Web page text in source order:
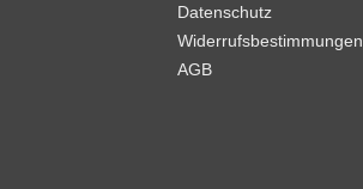
Datenschutz
Widerrufsbestimmungen
AGB